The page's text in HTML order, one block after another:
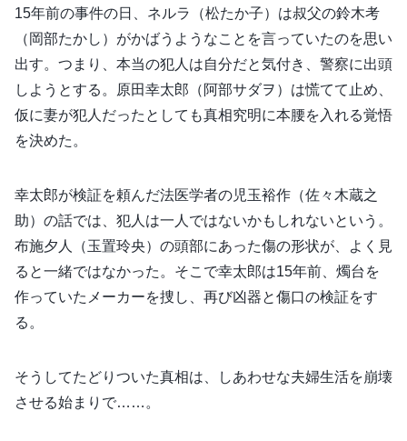
15年前の事件の日、ネルラ（松たか子）は叔父の鈴木考
（岡部たかし）がかばうようなことを言っていたのを思い
出す。つまり、本当の犯人は自分だと気付き、警察に出頭
しようとする。原田幸太郎（阿部サダヲ）は慌てて止め、
仮に妻が犯人だったとしても真相究明に本腰を入れる覚悟
を決めた。
幸太郎が検証を頼んだ法医学者の児玉裕作（佐々木蔵之
助）の話では、犯人は一人ではないかもしれないという。
布施夕人（玉置玲央）の頭部にあった傷の形状が、よく見
ると一緒ではなかった。そこで幸太郎は15年前、燭台を
作っていたメーカーを捜し、再び凶器と傷口の検証をす
る。
そうしてたどりついた真相は、しあわせな夫婦生活を崩壊
させる始まりで……。